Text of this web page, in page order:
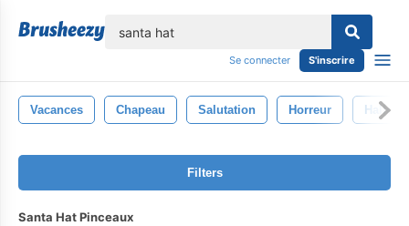
Se connecter S'inscrire
Vacances Chapeau Salutation Horreur
Filters
Santa Hat Pinceaux